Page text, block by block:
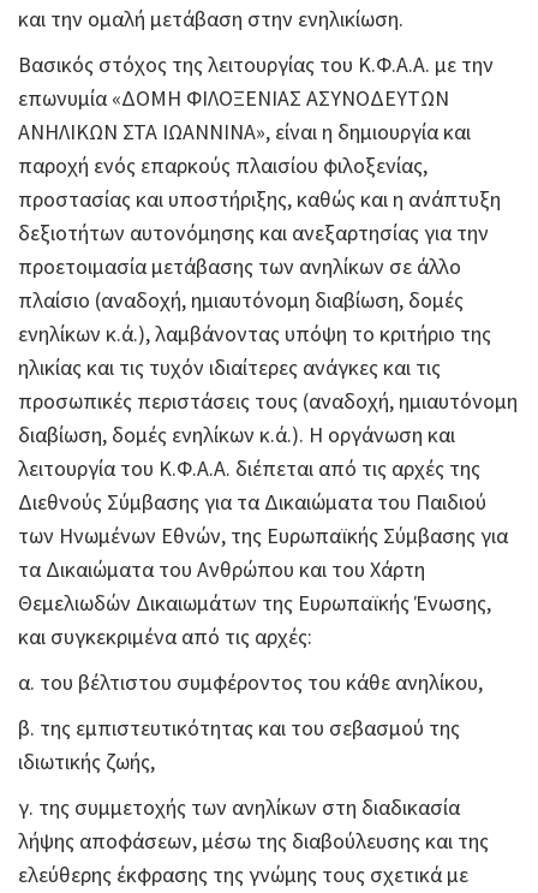
και την ομαλή μετάβαση στην ενηλικίωση.
Βασικός στόχος της λειτουργίας του Κ.Φ.Α.Α. με την
επωνυμία «ΔΟΜΗ ΦΙΛΟΞΕΝΙΑΣ ΑΣΥΝΟΔΕΥΤΩΝ
ΑΝΗΛΙΚΩΝ ΣΤΑ ΙΩΑΝΝΙΝΑ», είναι η δημιουργία και
παροχή ενός επαρκούς πλαισίου φιλοξενίας,
προστασίας και υποστήριξης, καθώς και η ανάπτυξη
δεξιοτήτων αυτονόμησης και ανεξαρτησίας για την
προετοιμασία μετάβασης των ανηλίκων σε άλλο
πλαίσιο (αναδοχή, ημιαυτόνομη διαβίωση, δομές
ενηλίκων κ.ά.), λαμβάνοντας υπόψη το κριτήριο της
ηλικίας και τις τυχόν ιδιαίτερες ανάγκες και τις
προσωπικές περιστάσεις τους (αναδοχή, ημιαυτόνομη
διαβίωση, δομές ενηλίκων κ.ά.). Η οργάνωση και
λειτουργία του Κ.Φ.Α.Α. διέπεται από τις αρχές της
Διεθνούς Σύμβασης για τα Δικαιώματα του Παιδιού
των Ηνωμένων Εθνών, της Ευρωπαϊκής Σύμβασης για
τα Δικαιώματα του Ανθρώπου και του Χάρτη
Θεμελιωδών Δικαιωμάτων της Ευρωπαϊκής Ένωσης,
και συγκεκριμένα από τις αρχές:
α. του βέλτιστου συμφέροντος του κάθε ανηλίκου,
β. της εμπιστευτικότητας και του σεβασμού της
ιδιωτικής ζωής,
γ. της συμμετοχής των ανηλίκων στη διαδικασία
λήψης αποφάσεων, μέσω της διαβούλευσης και της
ελεύθερης έκφρασης της γνώμης τους σχετικά με